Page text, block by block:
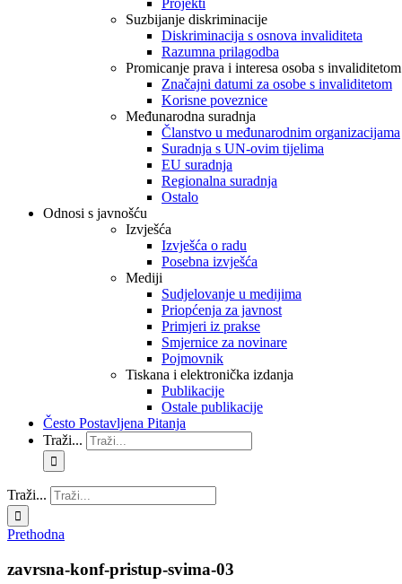
Projekti
Suzbijanje diskriminacije
Diskriminacija s osnova invaliditeta
Razumna prilagodba
Promicanje prava i interesa osoba s invaliditetom
Značajni datumi za osobe s invaliditetom
Korisne poveznice
Međunarodna suradnja
Članstvo u međunarodnim organizacijama
Suradnja s UN-ovim tijelima
EU suradnja
Regionalna suradnja
Ostalo
Odnosi s javnošću
Izvješća
Izvješća o radu
Posebna izvješća
Mediji
Sudjelovanje u medijima
Priopćenja za javnost
Primjeri iz prakse
Smjernice za novinare
Pojmovnik
Tiskana i elektronička izdanja
Publikacije
Ostale publikacije
Često Postavljena Pitanja
Traži...
Traži...
Prethodna
zavrsna-konf-pristup-svima-03